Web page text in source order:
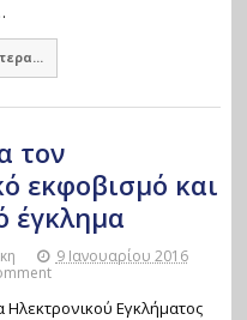
τον
εκφοβισμό και
έγκλημα
9 Ιανουαρίου 2016
Ηλεκτρονικού Εγκλήματος